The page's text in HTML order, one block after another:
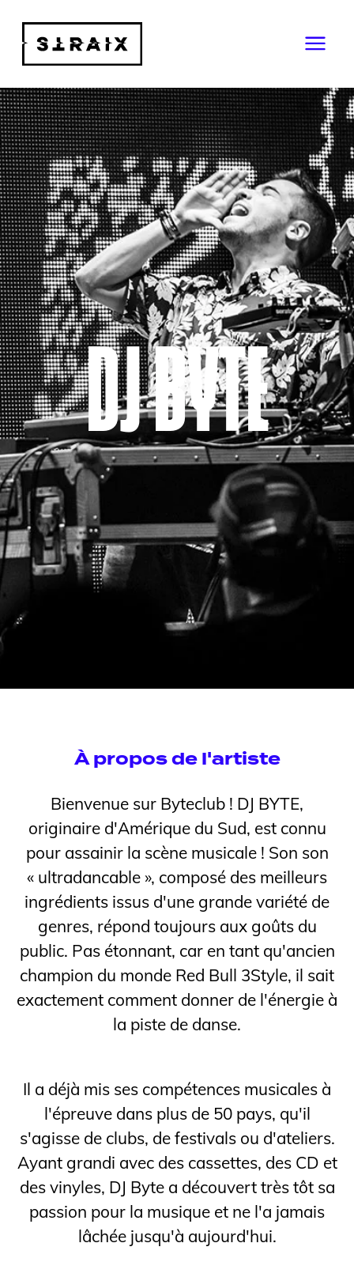
DJ BYTE
À propos de l'artiste
Bienvenue sur Byteclub ! DJ BYTE,
originaire d'Amérique du Sud, est connu
pour assainir la scène musicale ! Son son
« ultradancable », composé des meilleurs
ingrédients issus d'une grande variété de
genres, répond toujours aux goûts du
public. Pas étonnant, car en tant qu'ancien
champion du monde Red Bull 3Style, il sait
exactement comment donner de l'énergie à
la piste de danse.
Il a déjà mis ses compétences musicales à
l'épreuve dans plus de 50 pays, qu'il
s'agisse de clubs, de festivals ou d'ateliers.
Ayant grandi avec des cassettes, des CD et
des vinyles, DJ Byte a découvert très tôt sa
passion pour la musique et ne l'a jamais
lâchée jusqu'à aujourd'hui.